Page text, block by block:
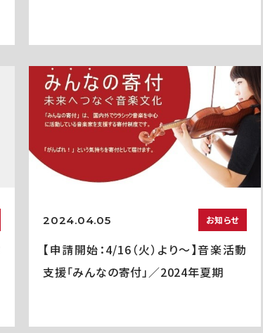
2024.04.05 お知らせ
【申請開始：4/16（火）より～】音楽活動
支援「みんなの寄付」／2024年夏期